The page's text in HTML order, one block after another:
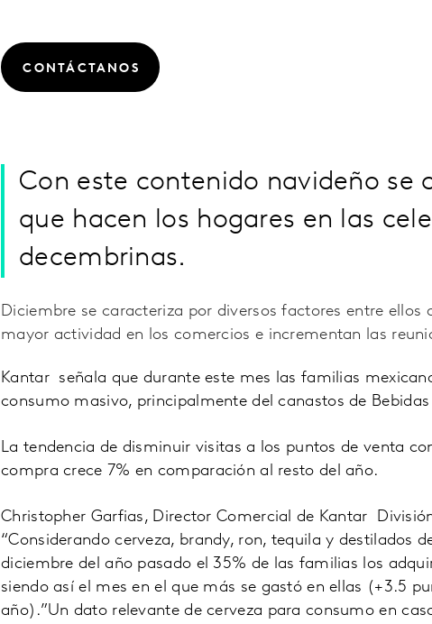
CONTÁCTANOS
Con este contenido navideño se
que hacen los hogares en las
decembrinas.
Diciembre se caracteriza por diversos factores entre ellos
mayor actividad en los comercios e incrementan las
Kantar señala que durante este mes las familias
consumo masivo, principalmente del canastos de
La tendencia de disminuir visitas a los puntos de venta
compra crece 7% en comparación al resto del año.
Christopher Garfias, Director Comercial de Kantar
“Considerando cerveza, brandy, ron, tequila y destilados
diciembre del año pasado el 35% de las familias los
siendo así el mes en el que más se gastó en ellas (+3.5
año).”Un dato relevante de cerveza para consumo en